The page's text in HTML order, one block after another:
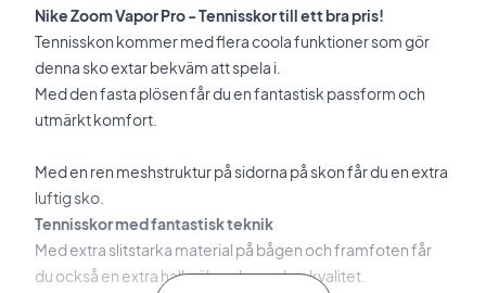
Nike Zoom Vapor Pro - Tennisskor till ett bra pris!
Tennisskon kommer med flera coola funktioner som gör
denna sko extar bekväm att spela i.
Med den fasta plösen får du en fantastisk passform och
utmärkt komfort.
Med en ren meshstruktur på sidorna på skon får du en extra
luftig sko.
Tennisskor med fantastisk teknik
Med extra slitstarka material på bågen och framfoten får
du också en extra halksäkra skor av bra kvalitet.